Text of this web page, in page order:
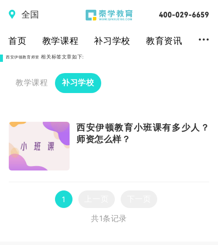
全国
首页 教学课程 补习学校 教育资讯 ...
西安伊顿教育师资 相关标签文章如下:
教学课程 补习学校
西安伊顿教育小班课有多少人？
师资怎么样？
1
共1条记录